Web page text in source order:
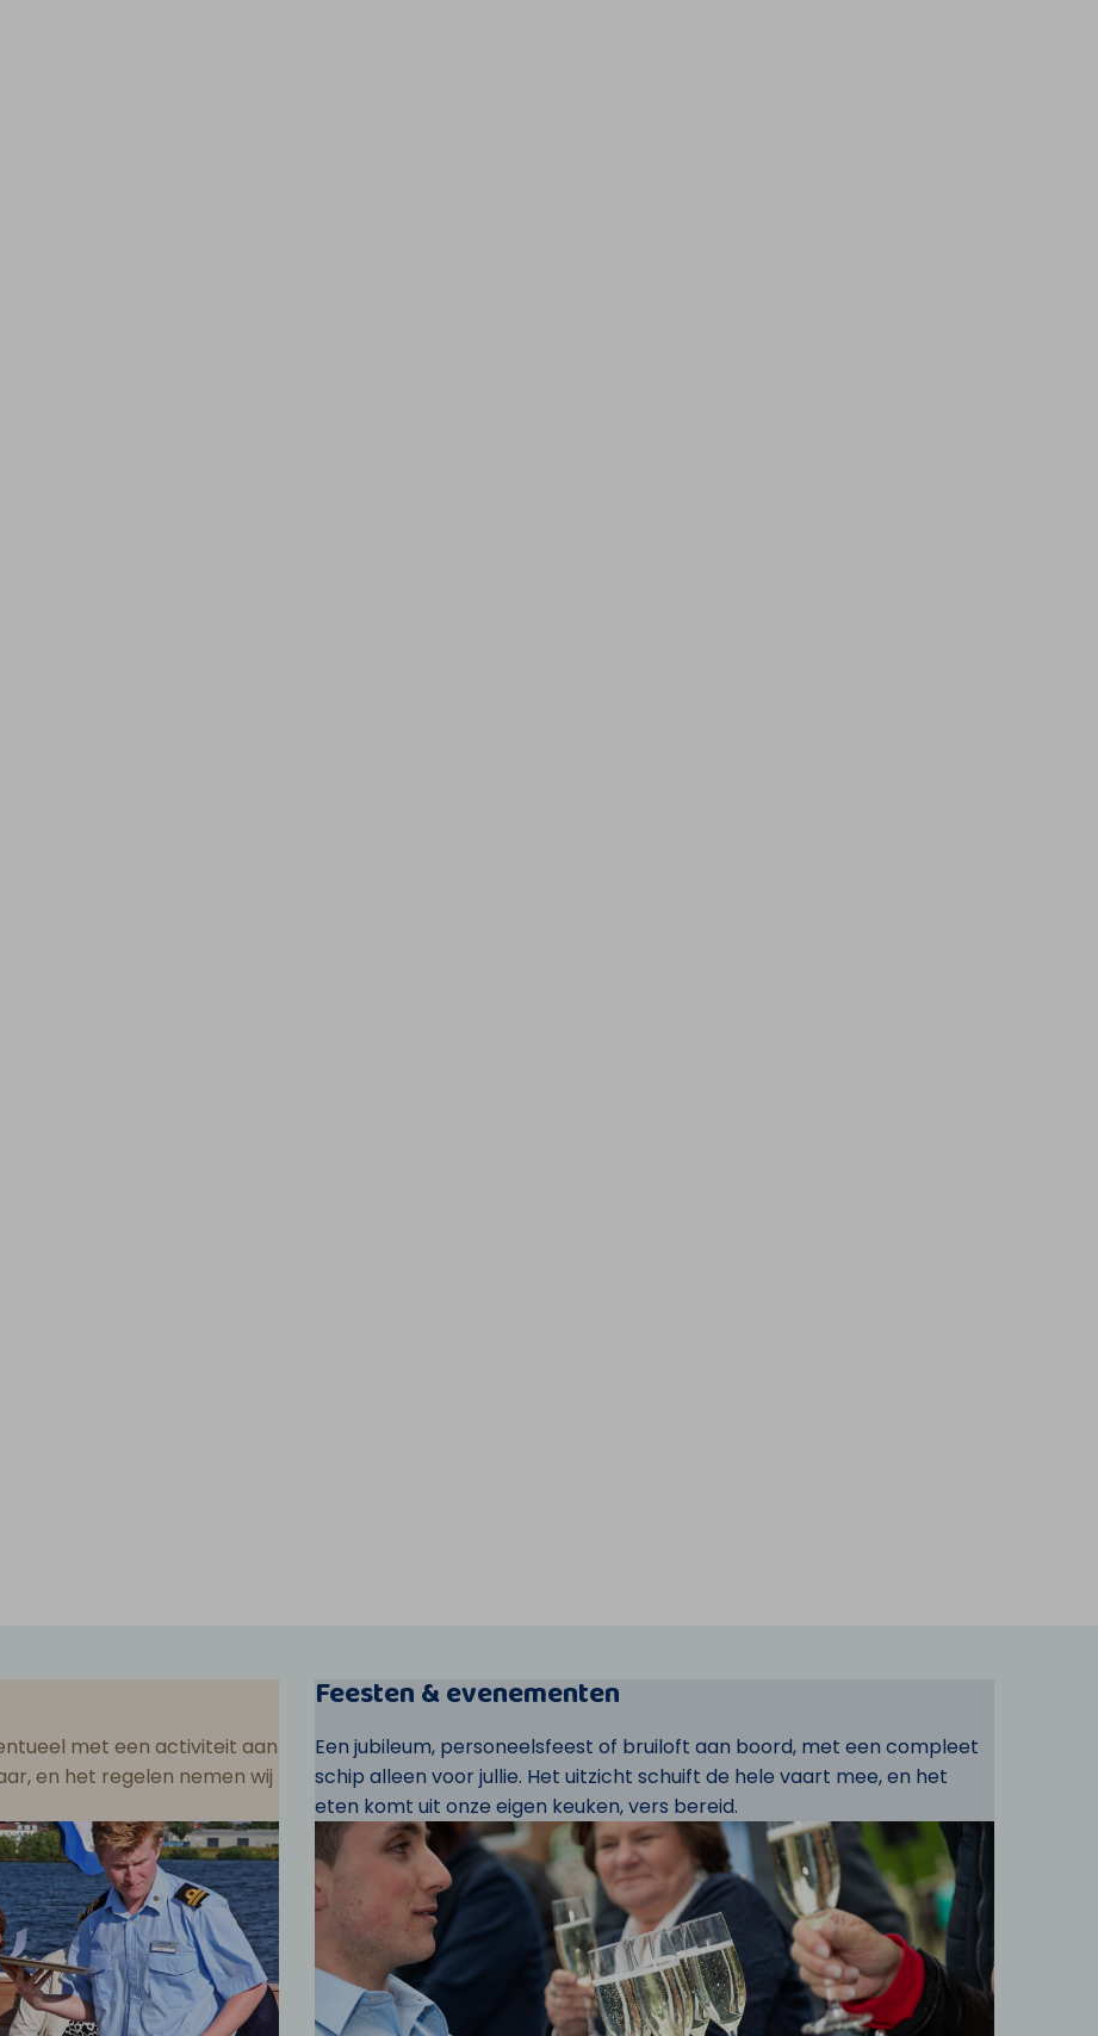
met een activiteit aan
en het regelen nemen wij
Feesten & evenementen
Een jubileum, personeelsfeest of bruiloft aan boord, met een compleet
schip alleen voor jullie. Het uitzicht schuift de hele vaart mee, en het
eten komt uit onze eigen keuken, vers bereid.